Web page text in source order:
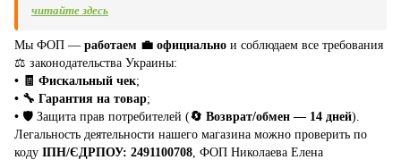
читайте здесь
Мы ФОП — работаем 💼 официально и соблюдаем все требования
⚖️ законодательства Украины:
• 🧾 Фискальный чек;
• 🔧 Гарантия на товар;
• 🛡️ Защита прав потребителей (🔄 Возврат/обмен — 14 дней).
Легальность деятельности нашего магазина можно проверить по
коду ІПН/ЄДРПОУ: 2491100708 , ФОП Николаева Елена